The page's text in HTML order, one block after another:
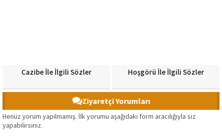
Cazibe İle İlgili Sözler Hoşgörü İle İlgili Sözler
Ziyaretçi Yorumları
Henüz yorum yapılmamış. İlk yorumu aşağıdaki form aracılığıyla siz
yapabilirsiniz.